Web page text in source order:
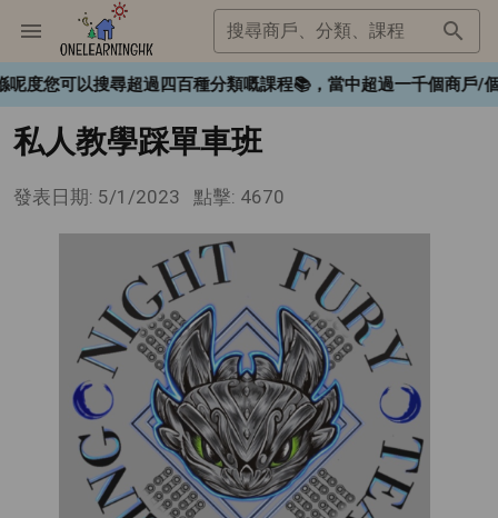
搜尋商戶、分類、課程
可以搜尋超過四百種分類嘅課程📚，當中超過一千個商戶/個人
私人教學踩單車班
發表日期: 5/1/2023 點擊: 4670